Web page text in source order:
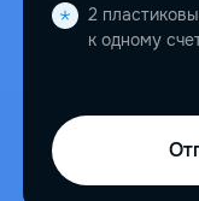
2
к одному